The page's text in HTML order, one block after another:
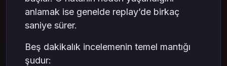
anlamak ise genelde replay’de birkaç
saniye sürer.
Beş dakikalık incelemenin temel mantığı
şudur: